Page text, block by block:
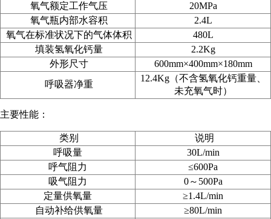
氧气额定工作气压
20MPa
氧气瓶内部水容积
2.4L
氧气在标准状况下的气体体积
480L
填装氢氧化钙量
2.2Kg
外形尺寸
600mm×400mm×180mm
呼吸器净重
12.4Kg（不含氢氧化钙重量、
未充氧气时）
主要性能：
类别
说明
呼吸量
30L/min
呼气阻力
≤600Pa
吸气阻力
0～500Pa
定量供氧量
≥1.4L/min
自动补给供氧量
≥80L/min